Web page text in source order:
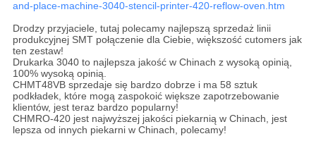
and-place-machine-3040-stencil-printer-420-reflow-oven.htm
Drodzy przyjaciele, tutaj polecamy najlepszą sprzedaż linii
produkcyjnej SMT połączenie dla Ciebie, większość cutomers jak
ten zestaw!
Drukarka 3040 to najlepsza jakość w Chinach z wysoką opinią,
100% wysoką opinią.
CHMT48VB sprzedaje się bardzo dobrze i ma 58 sztuk
podkładek, które mogą zaspokoić większe zapotrzebowanie
klientów, jest teraz bardzo popularny!
CHMRO-420 jest najwyższej jakości piekarnią w Chinach, jest
lepsza od innych piekarni w Chinach, polecamy!